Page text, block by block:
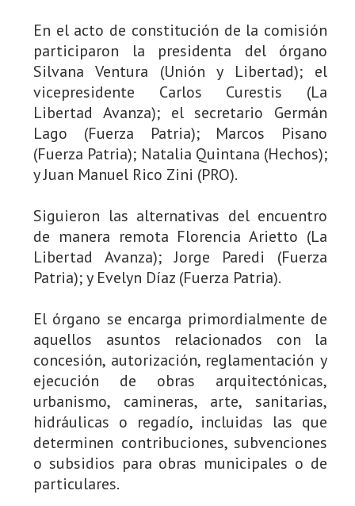
En el acto de constitución de la comisión
participaron la presidenta del órgano
Silvana Ventura (Unión y Libertad); el
vicepresidente Carlos Curestis (La
Libertad Avanza); el secretario Germán
Lago (Fuerza Patria); Marcos Pisano
(Fuerza Patria); Natalia Quintana (Hechos);
y Juan Manuel Rico Zini (PRO).
Siguieron las alternativas del encuentro
de manera remota Florencia Arietto (La
Libertad Avanza); Jorge Paredi (Fuerza
Patria); y Evelyn Díaz (Fuerza Patria).
El órgano se encarga primordialmente de
aquellos asuntos relacionados con la
concesión, autorización, reglamentación y
ejecución de obras arquitectónicas,
urbanismo, camineras, arte, sanitarias,
hidráulicas o regadío, incluidas las que
determinen contribuciones, subvenciones
o subsidios para obras municipales o de
particulares.